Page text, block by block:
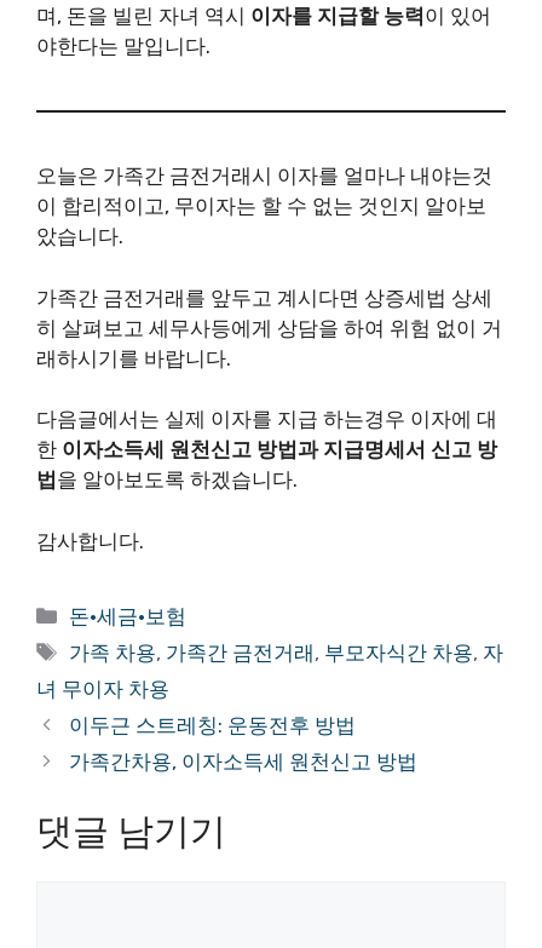
며, 돈을 빌린 자녀 역시 이자를 지급할 능력이 있어
야한다는 말입니다.
오늘은 가족간 금전거래시 이자를 얼마나 내야는것
이 합리적이고, 무이자는 할 수 없는 것인지 알아보
았습니다.
가족간 금전거래를 앞두고 계시다면 상증세법 상세
히 살펴보고 세무사등에게 상담을 하여 위험 없이 거
래하시기를 바랍니다.
다음글에서는 실제 이자를 지급 하는경우 이자에 대
한 이자소득세 원천신고 방법과 지급명세서 신고 방
법 을 알아보도록 하겠습니다.
감사합니다.
카
테
고
리
돈·세금·보험
태
그
가족 차용, 가족간 금전거래, 부모자식간 차용, 자
녀 무이자 차용
이두근 스트레칭: 운동전후 방법
가족간차용, 이자소득세 원천신고 방법
댓글 남기기